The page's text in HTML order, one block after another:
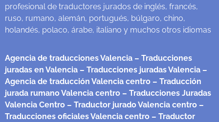
profesional de traductores jurados de inglés, francés,
ruso, rumano, alemán, portugués, búlgaro, chino,
holandés, polaco, árabe, italiano y muchos otros idiomas
Agencia de traducciones Valencia – Traducciones
juradas en Valencia – Traducciones juradas Valencia –
Agencia de traducción Valencia centro – Traducción
jurada rumano Valencia centro – Traducciones Juradas
Valencia Centro – Traductor jurado Valencia centro –
Traducciones oficiales Valencia centro – Traductor